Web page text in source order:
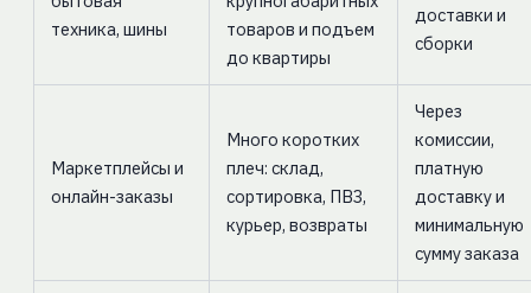
техника, шины
товаров и подъем
до квартиры
доставки и
сборки
Маркетплейсы и
онлайн-заказы
Много коротких
плеч: склад,
сортировка, ПВЗ,
курьер, возвраты
Через
комиссии,
платную
доставку и
минимальную
сумму заказа